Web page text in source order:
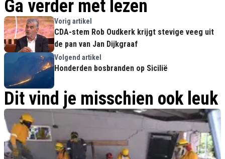
Ga verder met lezen
Vorig artikel
CDA-stem Rob Oudkerk krijgt stevige veeg uit
de pan van Jan Dijkgraaf
Volgend artikel
Honderden bosbranden op Sicilië
Dit vind je misschien ook leuk